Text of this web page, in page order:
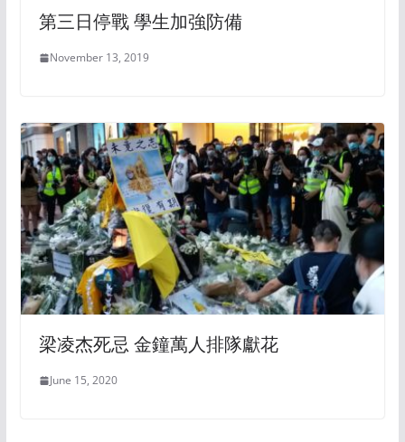
第三日停戰 學生加強防備
November 13, 2019
梁凌杰死忌 金鐘萬人排隊獻花
June 15, 2020